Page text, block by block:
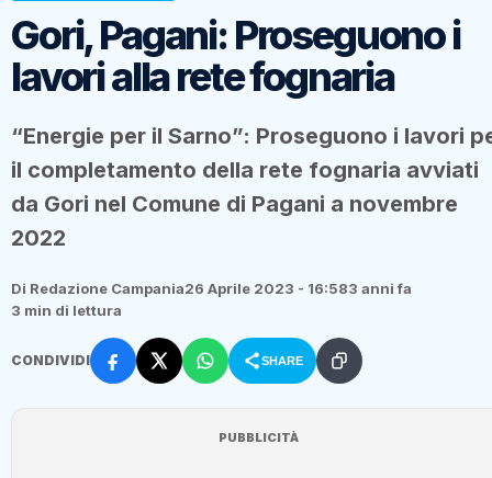
Gori, Pagani: Proseguono i
lavori alla rete fognaria
“Energie per il Sarno”: Proseguono i lavori
il completamento della rete fognaria avviati
da Gori nel Comune di Pagani a novembre
2022
Di Redazione Campania26 Aprile 2023 - 16:583 anni fa
3 min di lettura
CONDIVIDI SHARE
PUBBLICITÀ